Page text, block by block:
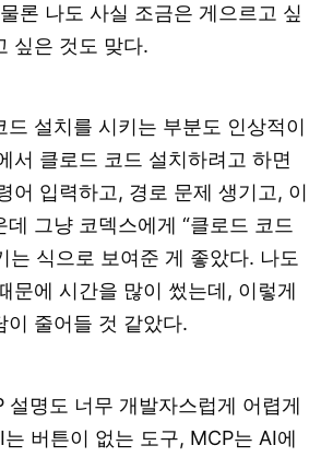
론 나도 사실 조금은 게으르고 싶
싶은 것도 맞다.
드 설치를 시키는 부분도 인상적이
서 클로드 코드 설치하려고 하면
어 입력하고, 경로 문제 생기고, 이
데 그냥 코덱스에게 “클로드 코드
는 식으로 보여준 게 좋았다. 나도
문에 시간을 많이 썼는데, 이렇게
이 줄어들 것 같았다.
설명도 너무 개발자스럽게 어렵게
버튼이 없는 도구, MCP는 AI에